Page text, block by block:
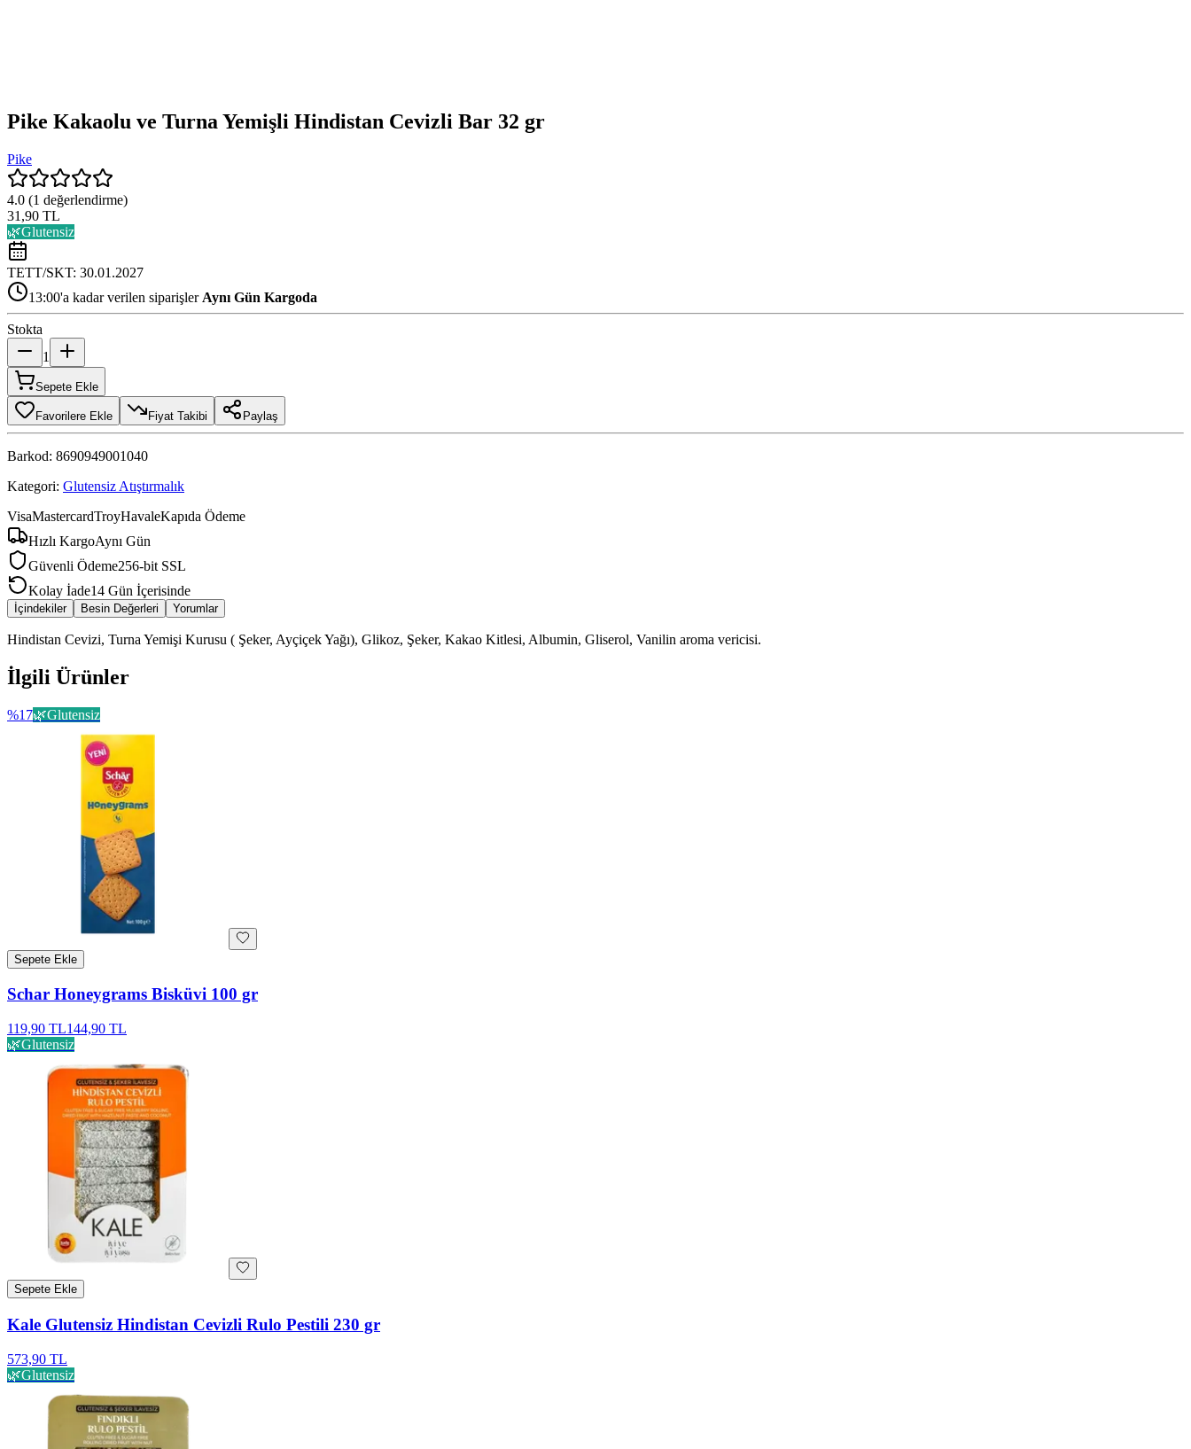
Pike Kakaolu ve Turna Yemişli Hindistan Cevizli Bar 32 gr
Pike
4.0 (1 değerlendirme)
31,90 TL
🌿Glutensiz
TETT/SKT: 30.01.2027
13:00'a kadar verilen siparişler Aynı Gün Kargoda
Stokta
1
Sepete Ekle
Favorilere Ekle Fiyat Takibi Paylaş
Barkod: 8690949001040
Kategori: Glutensiz Atıştırmalık
VisaMastercardTroyHavaleKapıda Ödeme
Hızlı KargoAynı Gün
Güvenli Ödeme256-bit SSL
Kolay İade14 Gün İçerisinde
İçindekiler Besin Değerleri Yorumlar
Hindistan Cevizi, Turna Yemişi Kurusu ( Şeker, Ayçiçek Yağı), Glikoz, Şeker, Kakao Kitlesi, Albumin, Gliserol, Vanilin aroma vericisi.
İlgili Ürünler
%17🌿Glutensiz
Sepete Ekle
Schar Honeygrams Bisküvi 100 gr
119,90 TL144,90 TL
🌿Glutensiz
Sepete Ekle
Kale Glutensiz Hindistan Cevizli Rulo Pestili 230 gr
573,90 TL
🌿Glutensiz